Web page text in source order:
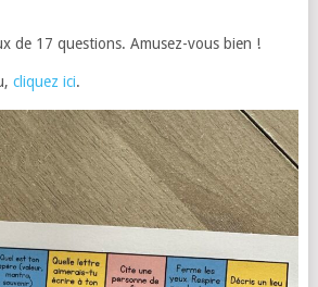
de 17 questions. Amusez-vous bien !
cliquez ici.